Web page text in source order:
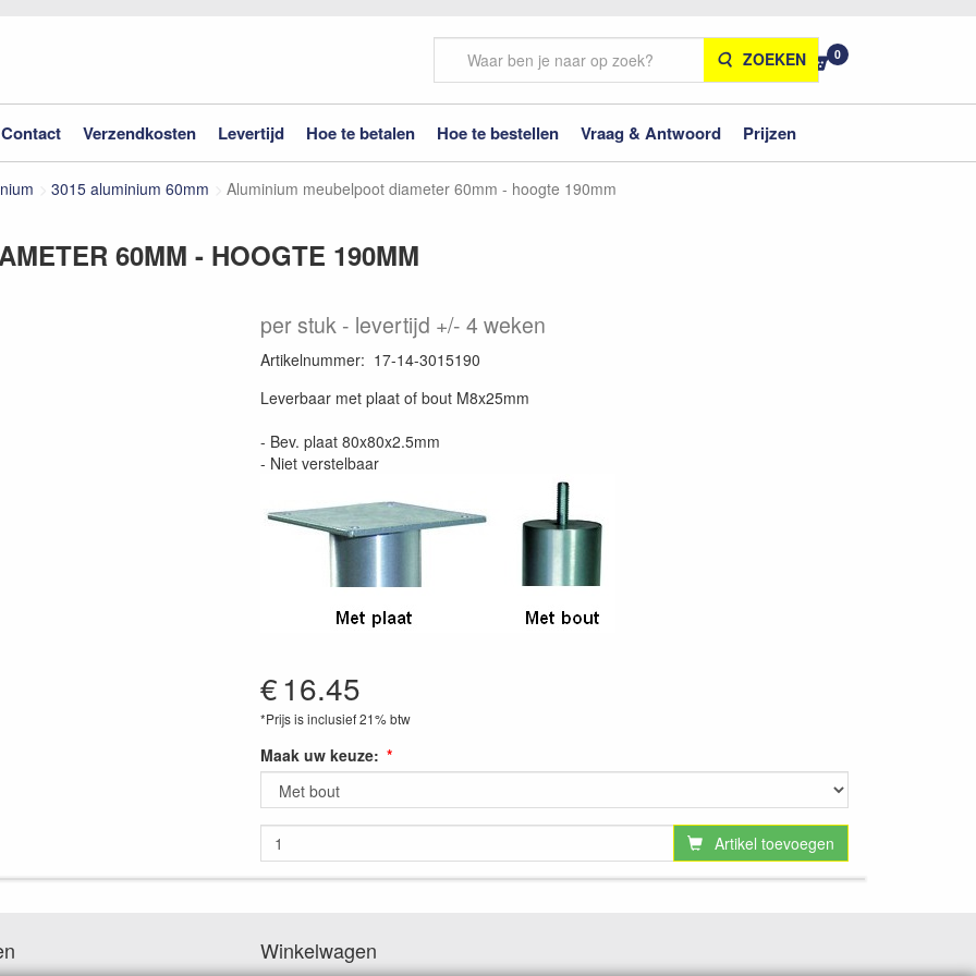
ZOEKEN 0
Contact Verzendkosten Levertijd Hoe te betalen Hoe te bestellen Vraag & Antwoord Prijzen
3015 aluminium 60mm Aluminium meubelpoot diameter 60mm - hoogte 190mm
60MM - HOOGTE 190MM
per stuk levertijd +/- 4 weken
Artikelnummer: 17-14-3015190
Leverbaar met plaat of bout M8x25mm
- Bev. plaat 80x80x2.5mm
- Niet verstelbaar
€16.45
*Prijs is inclusief 21% btw
Maak uw keuze:
Artikel toevoegen
Winkelwagen